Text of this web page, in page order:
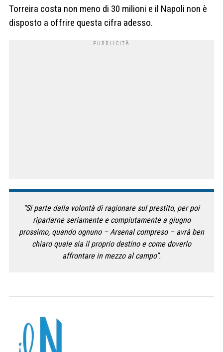
Torreira costa non meno di 30 milioni e il Napoli non è
disposto a offrire questa cifra adesso.
“Si parte dalla volontà di ragionare sul prestito, per poi
riparlarne seriamente e compiutamente a giugno
prossimo, quando ognuno – Arsenal compreso – avrà ben
chiaro quale sia il proprio destino e come doverlo
affrontare in mezzo al campo”.